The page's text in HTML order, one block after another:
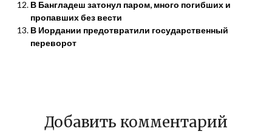
В Бангладеш затонул паром, много погибших и
пропавших без вести
В Иордании предотвратили государственный
переворот
Добавить комментарий